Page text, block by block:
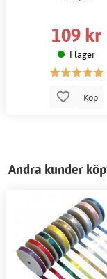
109 kr
I lager
Köp
Andra kunder